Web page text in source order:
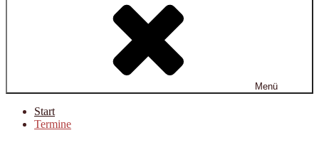
Menü
Start
Termine